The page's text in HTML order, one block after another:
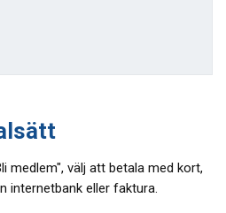
medlem", välj att betala med kort,
internetbank eller faktura.